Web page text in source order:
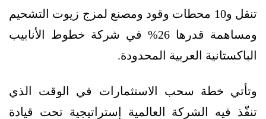
تنقل و10 محطات وقود ومصنع لمزج زيوت التشحيم
ومساهمة قدرها 26% في شركة خطوط الأنابيب
الباكستانية العربية المحدودة.
وتأتي خطة سحب الاستثمارات في الوقت الذي
تنفّذ فيه الشركة العالمية إستراتيجية تحت قيادة